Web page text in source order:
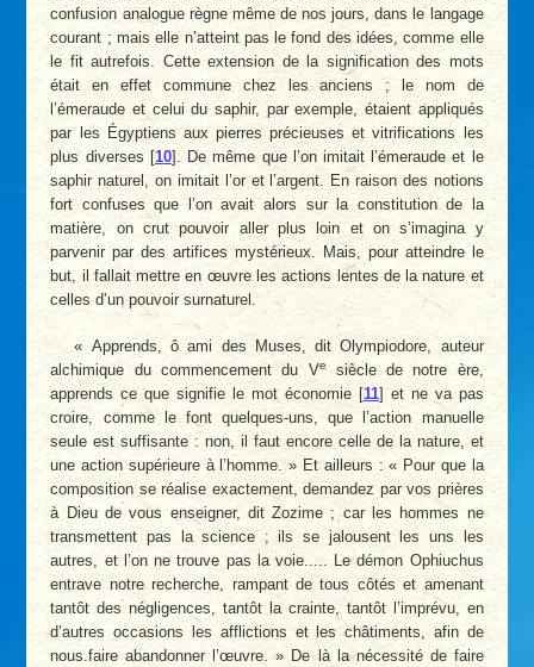
confusion analogue règne même de nos jours, dans le langage
courant ; mais elle n’atteint pas le fond des idées, comme elle
le fit autrefois. Cette extension de la signification des mots
était en effet commune chez les anciens ; le nom de
l’émeraude et celui du saphir, par exemple, étaient appliqués
par les Égyptiens aux pierres précieuses et vitrifications les
plus diverses[10] . De même que l’on imitait l’émeraude et le
saphir naturel, on imitait l’or et l’argent. En raison des notions
fort confuses que l’on avait alors sur la constitution de la
matière, on crut pouvoir aller plus loin et on s’imagina y
parvenir par des artifices mystérieux. Mais, pour atteindre le
but, il fallait mettre en œuvre les actions lentes de la nature et
celles d’un pouvoir surnaturel.
« Apprends, ô ami des Muses, dit Olympiodore, auteur
alchimique du commencement du Ve siècle de notre ère,
apprends ce que signifie le mot économie[11] et ne va pas
croire, comme le font quelques-uns, que l’action manuelle
seule est suffisante : non, il faut encore celle de la nature, et
une action supérieure à l’homme. » Et ailleurs : « Pour que la
composition se réalise exactement, demandez par vos prières
à Dieu de vous enseigner, dit Zozime ; car les hommes ne
transmettent pas la science ; ils se jalousent les uns les
autres, et l’on ne trouve pas la voie..... Le démon Ophiuchus
entrave notre recherche, rampant de tous côtés et amenant
tantôt des négligences, tantôt la crainte, tantôt l’imprévu, en
d’autres occasions les afflictions et les châtiments, afin de
nous.faire abandonner l’œuvre. » De là la nécessité de faire